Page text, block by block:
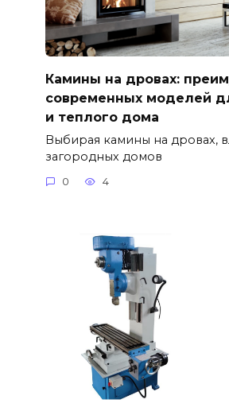
Камины на дровах:
современных моделей
и теплого дома
Выбирая камины на дровах,
загородных домов
0 4